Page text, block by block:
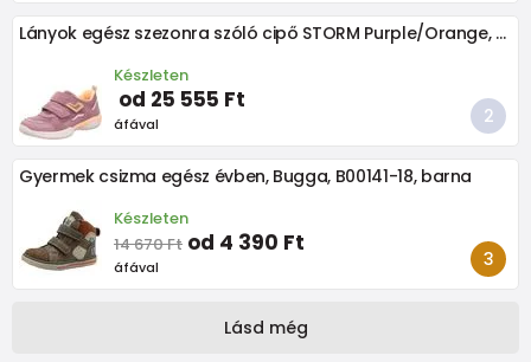
Lányok egész szezonra szóló cipő STORM Purple/Orange, Superfit, 1-006390-8500, lila
Készleten
od 25 555 Ft
áfával
Gyermek csizma egész évben, Bugga, B00141-18, barna
Készleten
14 670 Ft od 4 390 Ft
áfával
Lásd még